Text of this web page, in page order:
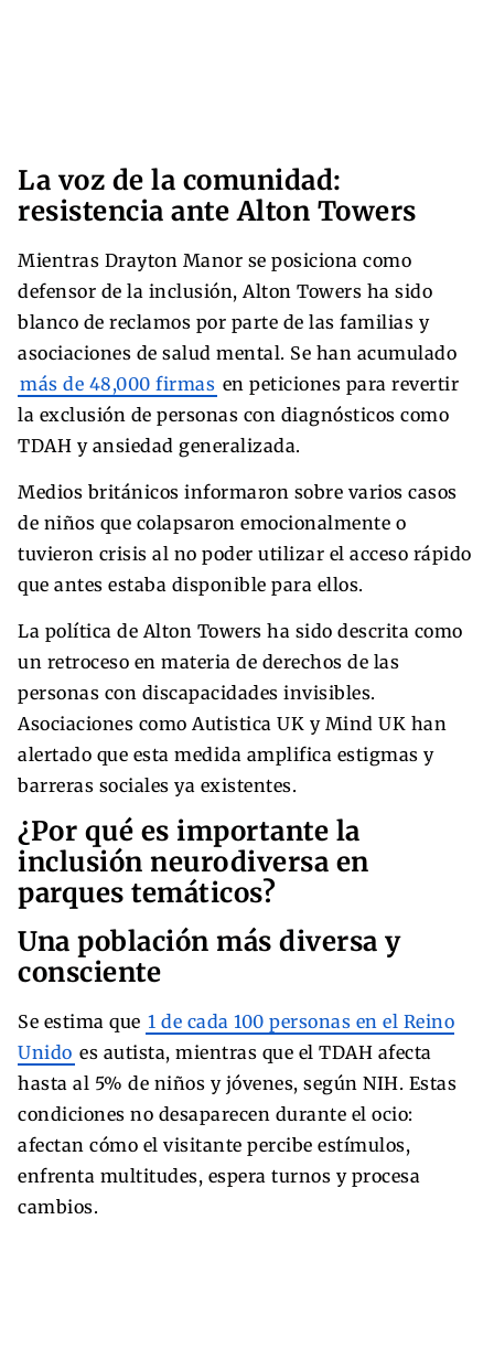
La voz de la comunidad:
resistencia ante Alton Towers
Mientras Drayton Manor se posiciona como
defensor de la inclusión, Alton Towers ha sido
blanco de reclamos por parte de las familias y
asociaciones de salud mental. Se han acumulado
más de 48,000 firmas en peticiones para revertir
la exclusión de personas con diagnósticos como
TDAH y ansiedad generalizada.
Medios británicos informaron sobre varios casos
de niños que colapsaron emocionalmente o
tuvieron crisis al no poder utilizar el acceso rápido
que antes estaba disponible para ellos.
La política de Alton Towers ha sido descrita como
un retroceso en materia de derechos de las
personas con discapacidades invisibles.
Asociaciones como Autistica UK y Mind UK han
alertado que esta medida amplifica estigmas y
barreras sociales ya existentes.
¿Por qué es importante la
inclusión neurodiversa en
parques temáticos?
Una población más diversa y
consciente
Se estima que 1 de cada 100 personas en el Reino
Unido es autista, mientras que el TDAH afecta
hasta al 5% de niños y jóvenes, según NIH. Estas
condiciones no desaparecen durante el ocio:
afectan cómo el visitante percibe estímulos,
enfrenta multitudes, espera turnos y procesa
cambios.